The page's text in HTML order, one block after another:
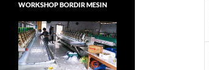
WORKSHOP BORDIR MESIN